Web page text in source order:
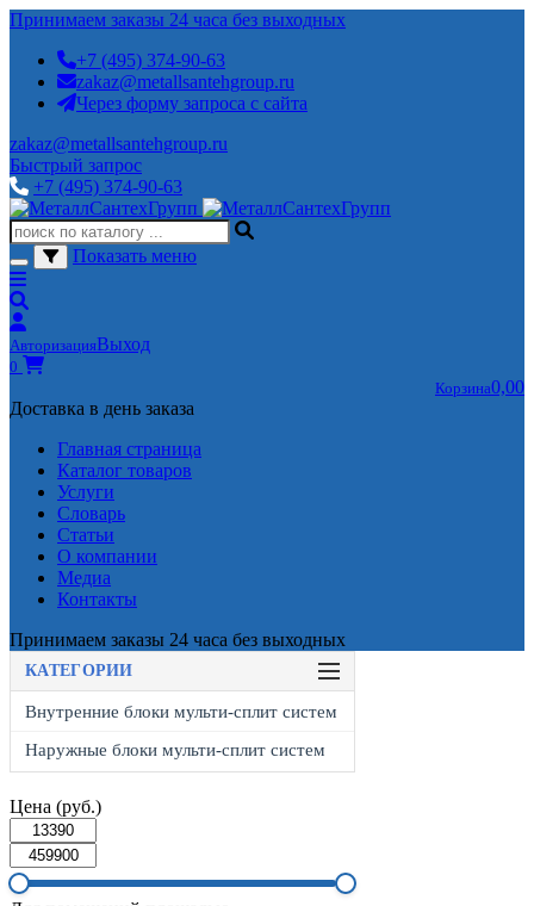
Принимаем заказы 24 часа без выходных
+7 (495) 374-90-63
zakaz@metallsantehgroup.ru
Через форму запроса с сайта
zakaz@metallsantehgroup.ru
Быстрый запрос
+7 (495) 374-90-63
Показать меню
АвторизацияВыход
0
Корзина0,00
Доставка в день заказа
Главная страница
Каталог товаров
Услуги
Словарь
Статьи
О компании
Медиа
Контакты
Принимаем заказы 24 часа без выходных
КАТЕГОРИИ
Внутренние блоки мульти-сплит систем
Наружные блоки мульти-сплит систем
Цена (руб.)